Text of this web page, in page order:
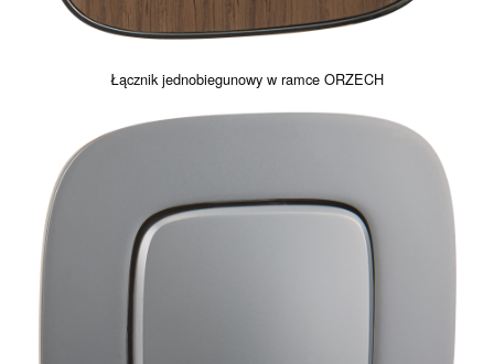
Łącznik jednobiegunowy w ramce ORZECH